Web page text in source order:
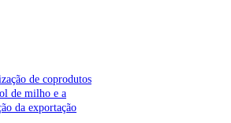
de coprodutos
de milho e a
da exportação